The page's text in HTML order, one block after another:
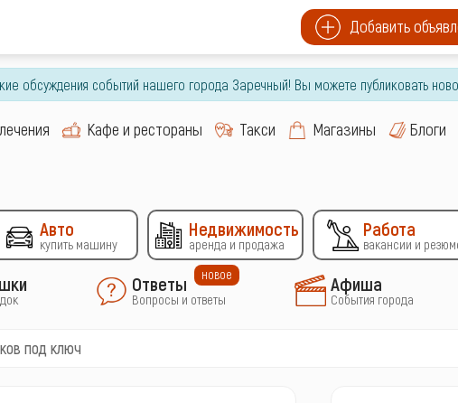
Добавить
обсуждения событий нашего города Заречный! Вы можете публиковать
Кафе и рестораны Такси Магазины Блоги
Авто
купить машину
Недвижимость
аренда и продажа
Работа
вакансии и
Ответы
Вопросы и ответы
новое Афиша
События города
под ключ